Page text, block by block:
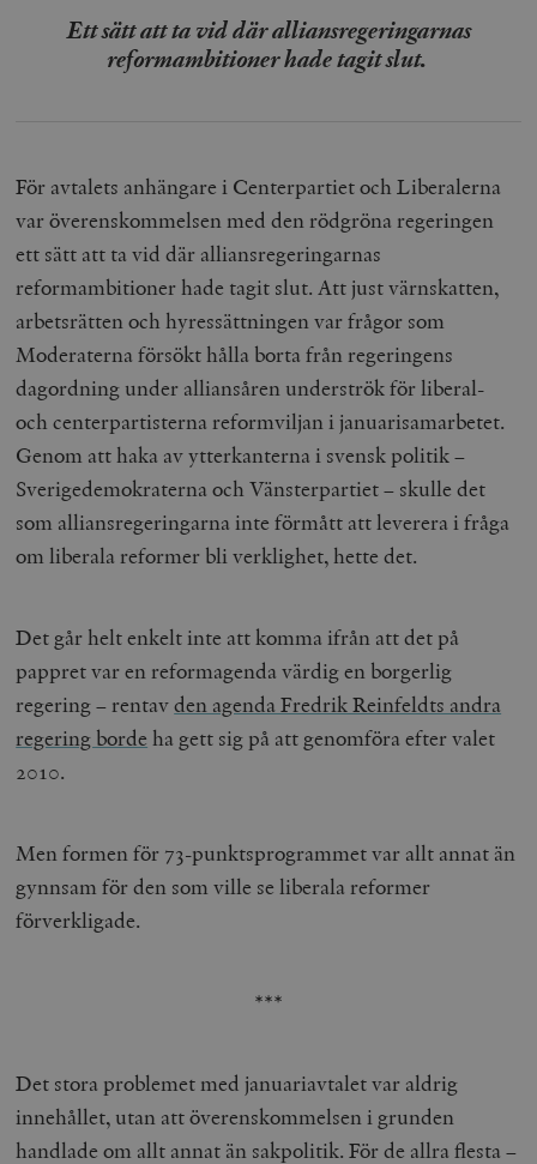
Ett sätt att ta vid där alliansregeringarnas
reformambitioner hade tagit slut.
För avtalets anhängare i Centerpartiet och Liberalerna
var överenskommelsen med den rödgröna regeringen
ett sätt att ta vid där alliansregeringarnas
reformambitioner hade tagit slut. Att just värnskatten,
arbetsrätten och hyressättningen var frågor som
Moderaterna försökt hålla borta från regeringens
dagordning under alliansåren underströk för liberal-
och centerpartisterna reformviljan i januarisamarbetet.
Genom att haka av ytterkanterna i svensk politik –
Sverigedemokraterna och Vänsterpartiet – skulle det
som alliansregeringarna inte förmått att leverera i fråga
om liberala reformer bli verklighet, hette det.
Det går helt enkelt inte att komma ifrån att det på
pappret var en reformagenda värdig en borgerlig
regering – rentavden agenda Fredrik Reinfeldts andra
regering borde ha gett sig på att genomföra efter valet
2010.
Men formen för 73-punktsprogrammet var allt annat än
gynnsam för den som ville se liberala reformer
förverkligade.
***
Det stora problemet med januariavtalet var aldrig
innehållet, utan att överenskommelsen i grunden
handlade om allt annat än sakpolitik. För de allra flesta –